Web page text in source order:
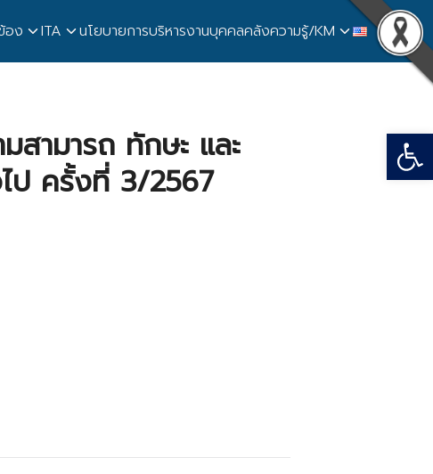
อง ITA นโยบายการบริหารงานบุคคลคลังความรู้/KM
สามารถ ทักษะ และ
ป ครั้งที่ 3/2567